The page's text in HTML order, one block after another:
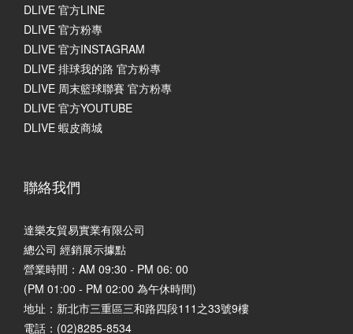
DLIVE 官方LINE
DLIVE 官方粉專
DLIVE 官方INSTAGRAM
DLIVE 排球我的路 官方粉專
DLIVE 周末籃球聯賽 官方粉專
DLIVE 官方YOUTUBE
DLIVE 蝦皮商城
聯絡我們
達樂友貿易實業有限公司
總公司 經銷展示據點
營業時間：AM 09:30 - PM 06: 00
(PM 01:00 - PM 02:00 為午休時間)
地址： 新北市三重區三和路四段111之33號9樓
電話：(02)8285-8534